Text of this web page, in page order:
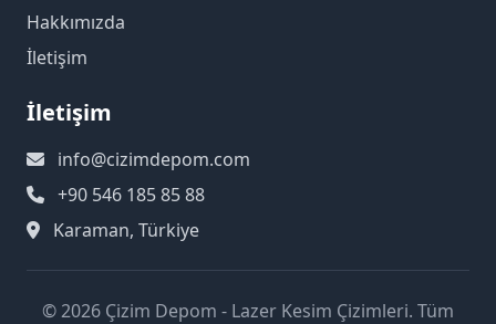
Hakkımızda
İletişim
İletişim
info@cizimdepom.com
+90 546 185 85 88
Karaman, Türkiye
© 2026 Çizim Depom - Lazer Kesim Çizimleri. Tüm